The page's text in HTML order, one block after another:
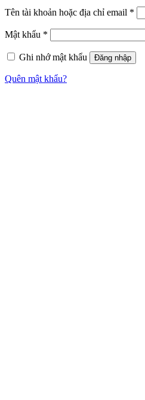
Tên tài khoản hoặc địa chỉ email *
Mật khẩu *
Ghi nhớ mật khẩu Đăng nhập
Quên mật khẩu?